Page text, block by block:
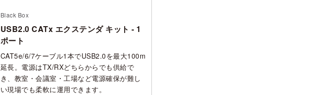
Black Box
USB2.0 CATx エクステンダ キット - 1
ポート
CAT5e/6/7ケーブル1本でUSB2.0を最大100m
延長。電源はTX/RXどちらからでも供給で
き、教室・会議室・工場など電源確保が難し
い現場でも柔軟に運用できます。